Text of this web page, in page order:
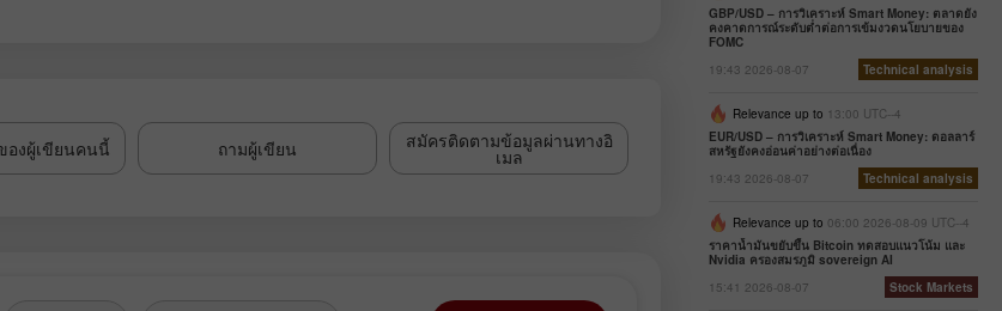
งผู้เขียนคนนี้ ถามผู้เขียน สมัครติดตามข้อมูลผ่านทางอิ
เมล
GBP/USD – การวิเคราะห์ Smart Money: ตลาดยัง
คงคาดการณ์ระดับต่ำต่อการเข้มงวดนโยบายของ
FOMC
19:43 2026-08-07
Technical analysis
Relevance up to 13:00 UTC--4
EUR/USD – การวิเคราะห์ Smart Money: ดอลลาร์
สหรัฐยังคงอ่อนค่าอย่างต่อเนื่อง
19:43 2026-08-07
Technical analysis
Relevance up to 06:00 2026-08-09 UTC--4
ราคาน้ำมันขยับขึ้น Bitcoin ทดสอบแนวโน้ม และ
Nvidia ครองสมรภูมิ sovereign AI
15:41 2026-08-07
Stock Markets